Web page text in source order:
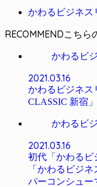
かわるビジネス
RECOMMEND
かわるビ
2021.03.16
かわるビジネス
CLASSIC 新宿
かわるビ
2021.03.16
初代「かわるビ
「かわるビジ
パーコンシュー